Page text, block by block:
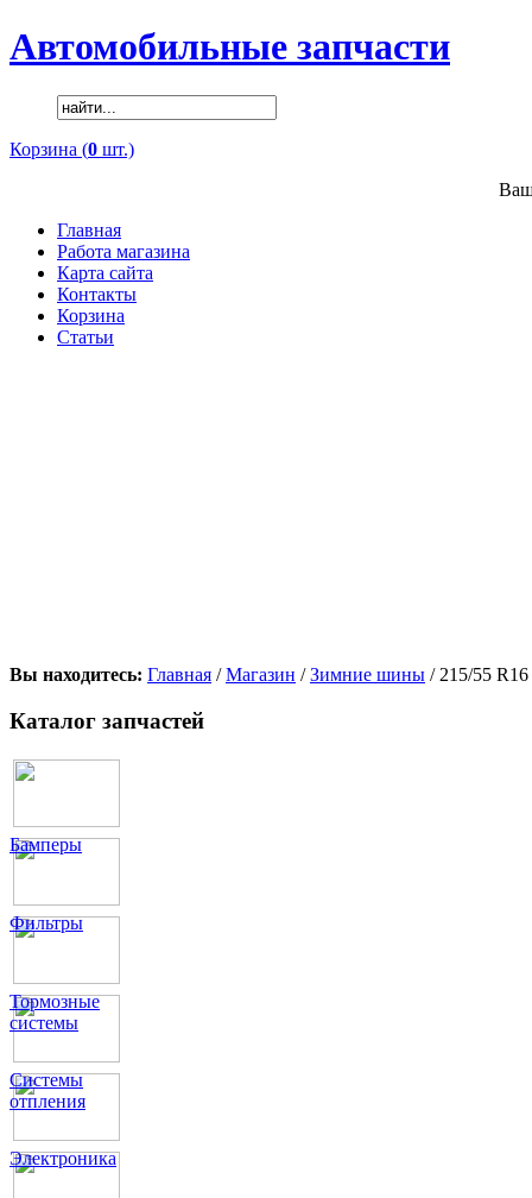
Автомобильные запчасти
Корзина (0 шт.)
Главная
Работа магазина
Карта сайта
Контакты
Корзина
Статьи
Вы находитесь: Главная /Магазин /Зимние шины / 215/55
Каталог запчастей
Бамперы
Фильтры
Тормозные
системы
Системы
отпления
Электроника